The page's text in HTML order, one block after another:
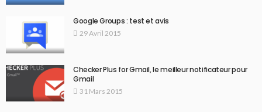
Google Groups : test et avis
29 Avril 2015
Checker Plus for Gmail, le meilleur notificateur pour
Gmail
31 Mars 2015